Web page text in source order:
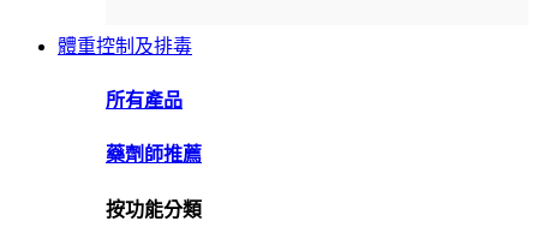
體重控制及排毒
所有產品
藥劑師推薦
按功能分類